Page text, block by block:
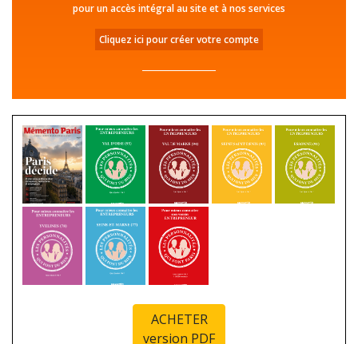
pour un accès intégral au site et à nos services
Cliquez ici pour créer votre compte
ACHETER
version PDF